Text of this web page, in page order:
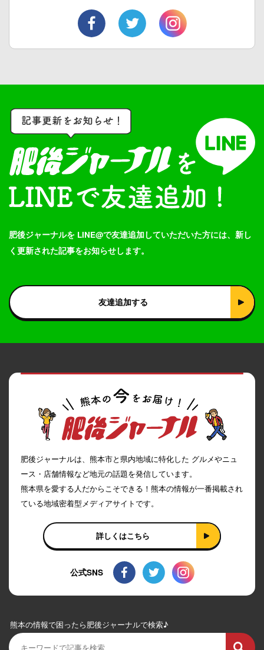
肥後ジャーナルを LINE@で友達追加していただいた方には、新し
く更新された記事をお知らせします。
友達追加する
肥後ジャーナルは、熊本市と県内地域に特化した グルメやニュ
ース・店舗情報など地元の話題を発信しています。
熊本県を愛する人だからこそできる！熊本の情報が一番掲載され
ている地域密着型メディアサイトです。
詳しくはこちら
公式SNS
熊本の情報で困ったら肥後ジャーナルで検索♪